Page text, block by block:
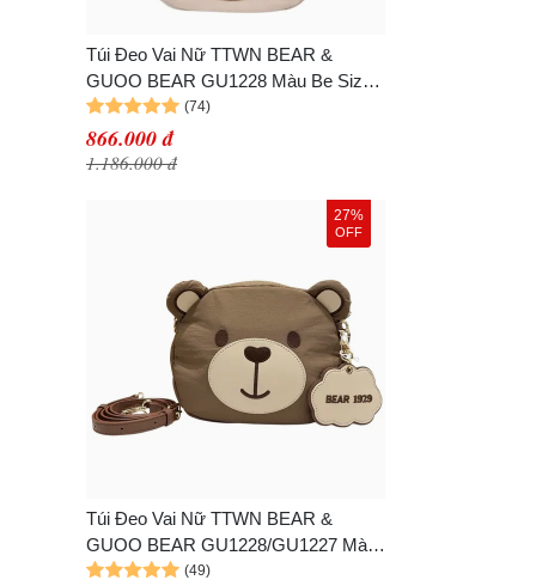
Túi Đeo Vai Nữ TTWN BEAR &
GUOO BEAR GU1228 Màu Be Size
L
866.000 đ
1.186.000 đ
27%
OFF
Túi Đeo Vai Nữ TTWN BEAR &
GUOO BEAR GU1228/GU1227 Màu
Nâu Size S